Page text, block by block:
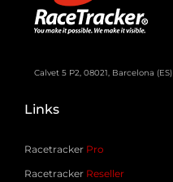
Calvet 5 P2, 08021, Barcelona (ES)
Links
Racetracker Pro
Racetracker Reseller